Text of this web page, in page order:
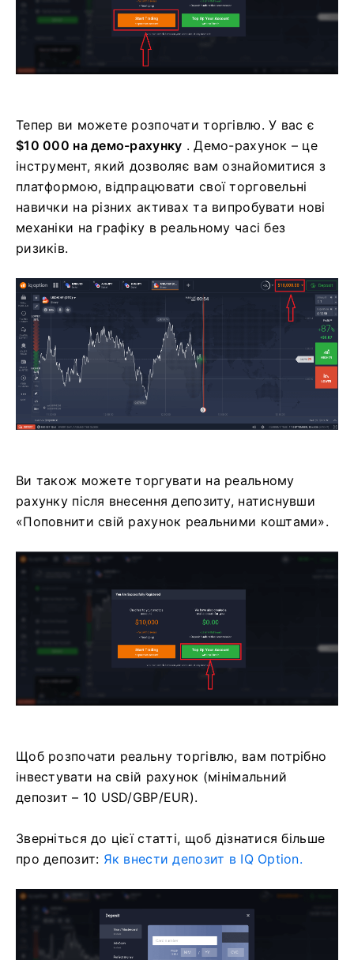
Тепер ви можете розпочати торгівлю. У вас є
$10 000 на демо-рахунку . Демо-рахунок – це
інструмент, який дозволяє вам ознайомитися з
платформою, відпрацювати свої торговельні
навички на різних активах та випробувати нові
механіки на графіку в реальному часі без
ризиків.
Ви також можете торгувати на реальному
рахунку після внесення депозиту, натиснувши
«Поповнити свій рахунок реальними коштами».
Щоб розпочати реальну торгівлю, вам потрібно
інвестувати на свій рахунок (мінімальний
депозит – 10 USD/GBP/EUR).
Зверніться до цієї статті, щоб дізнатися більше
про депозит: Як внести депозит в IQ Option.